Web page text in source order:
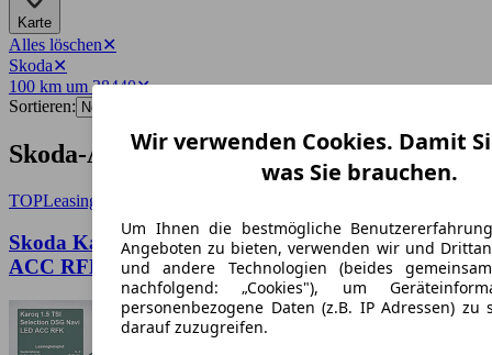
Wir verwenden Cookies. Damit
was Sie brauchen.
Um Ihnen die bestmögliche
Angeboten zu bieten, verwenden wir und
und andere Technologien (beides
nachfolgend: „Cookies"), um
personenbezogene Daten (z.B. IP Adressen) zu
darauf zuzugreifen.
Karte
Alles löschen✕
Skoda✕
100 km um 38440✕
Sortieren:
Skoda-Angebote in Wolfsburg
TOPLeasing
Skoda Karoq 1.5 TSI Selection DSG Navi LED
ACC RFK